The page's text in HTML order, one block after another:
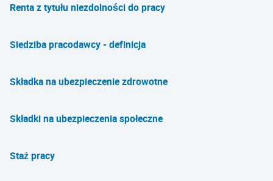
Renta z tytułu niezdolności do pracy
Siedziba pracodawcy - definicja
Składka na ubezpieczenie zdrowotne
Składki na ubezpieczenia społeczne
Staż pracy